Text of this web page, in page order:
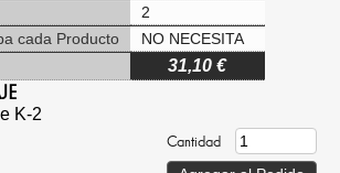
2
cada Producto
NO NECESITA
31,10 €
K-2
Cantidad